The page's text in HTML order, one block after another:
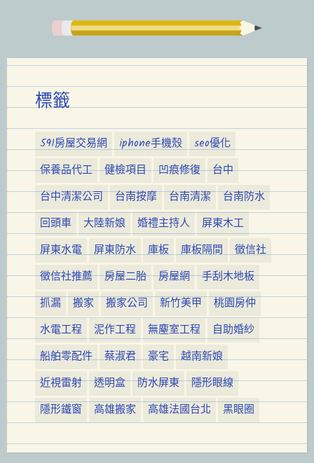
標籤
591房屋交易網 iphone手機殼
seo優化
保養品代工
健檢項目 凹痕修復
台中
台中清潔公司
台南按摩 台南清潔
台南防水
回頭車
大陸新娘 婚禮主持人
屏東木工
屏東水電
屏東防水 庫板 庫板隔間
徵信社
徵信社推薦
房屋二胎 房屋網
手刮木地板
抓漏
搬家 搬家公司 新竹美甲
桃園房仲
水電工程
泥作工程 無塵室工程
自助婚紗
船舶零配件
蔡淑君 豪宅
越南新娘
近視雷射
透明盒 防水屏東
隱形眼線
隱形鐵窗
高雄搬家 高雄法國台北 黑眼圈